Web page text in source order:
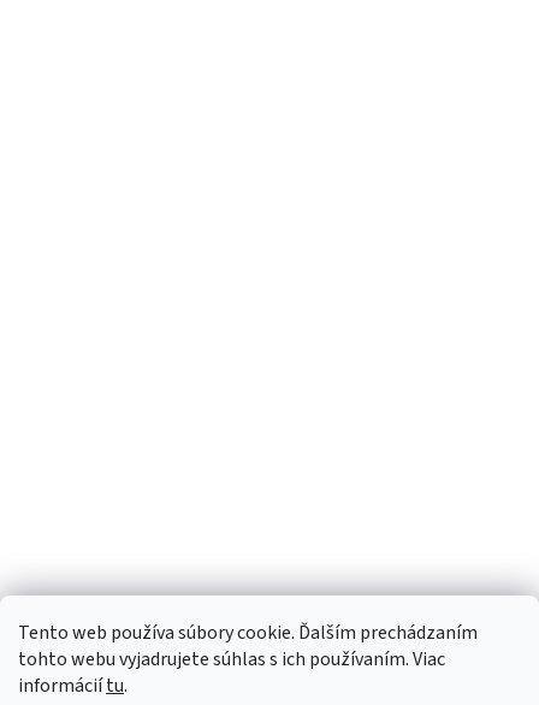
Tento web používa súbory cookie. Ďalším prechádzaním
tohto webu vyjadrujete súhlas s ich používaním. Viac
informáciítu.